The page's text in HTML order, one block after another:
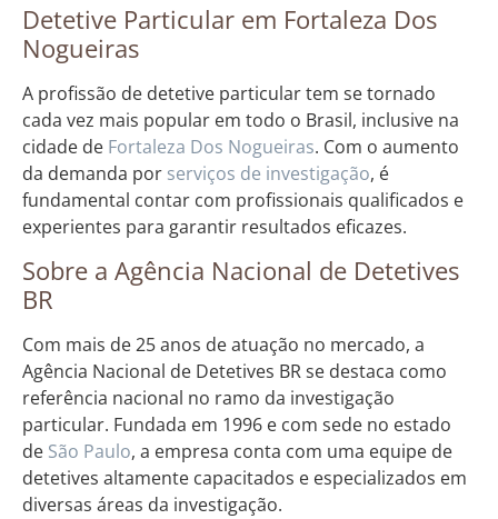
Detetive Particular em Fortaleza Dos
Nogueiras
A profissão de detetive particular tem se tornado
cada vez mais popular em todo o Brasil, inclusive na
cidade de Fortaleza Dos Nogueiras. Com o aumento
da demanda por serviços de investigação, é
fundamental contar com profissionais qualificados e
experientes para garantir resultados eficazes.
Sobre a Agência Nacional de Detetives
BR
Com mais de 25 anos de atuação no mercado, a
Agência Nacional de Detetives BR se destaca como
referência nacional no ramo da investigação
particular. Fundada em 1996 e com sede no estado
de São Paulo, a empresa conta com uma equipe de
detetives altamente capacitados e especializados em
diversas áreas da investigação.